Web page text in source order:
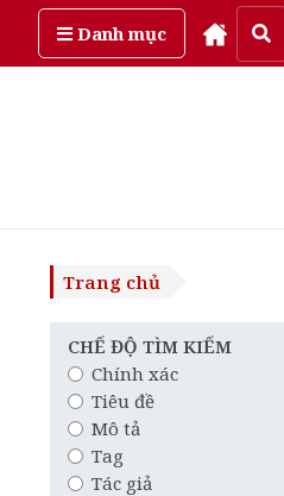
Danh mục
Chủ Nhật, ngày 9/08/2026
Trang chủ
CHẾ ĐỘ TÌM KIẾM
Chính xác
Tiêu đề
Mô tả
Tag
Tác giả